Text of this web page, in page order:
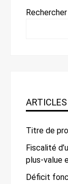
Rechercher
Titre de
Fiscalité
plus-value
Déficit